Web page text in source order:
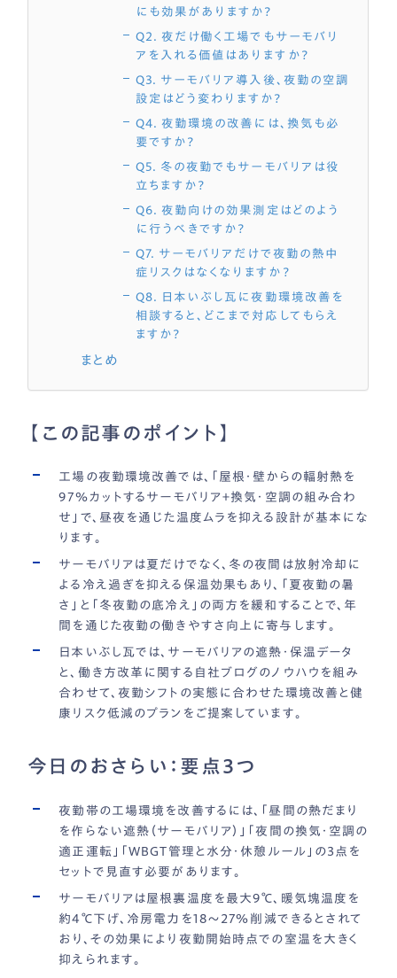
にも効果がありますか？
Q2. 夜だけ働く工場でもサーモバリ
アを入れる価値はありますか？
Q3. サーモバリア導入後、夜勤の空調
設定はどう変わりますか？
Q4. 夜勤環境の改善には、換気も必
要ですか？
Q5. 冬の夜勤でもサーモバリアは役
立ちますか？
Q6. 夜勤向けの効果測定はどのよう
に行うべきですか？
Q7. サーモバリアだけで夜勤の熱中
症リスクはなくなりますか？
Q8. 日本いぶし瓦に夜勤環境改善を
相談すると、どこまで対応してもらえ
ますか？
まとめ
【この記事のポイント】
工場の夜勤環境改善では、「屋根・壁からの輻射熱を
97％カットするサーモバリア＋換気・空調の組み合わ
せ」で、昼夜を通じた温度ムラを抑える設計が基本にな
ります。
サーモバリアは夏だけでなく、冬の夜間は放射冷却に
よる冷え過ぎを抑える保温効果もあり、「夏夜勤の暑
さ」と「冬夜勤の底冷え」の両方を緩和することで、年
間を通じた夜勤の働きやすさ向上に寄与します。
日本いぶし瓦では、サーモバリアの遮熱・保温データ
と、働き方改革に関する自社ブログのノウハウを組み
合わせて、夜勤シフトの実態に合わせた環境改善と健
康リスク低減のプランをご提案しています。
今日のおさらい：要点3つ
夜勤帯の工場環境を改善するには、「昼間の熱だまり
を作らない遮熱（サーモバリア）」「夜間の換気・空調の
適正運転」「WBGT管理と水分・休憩ルール」の3点を
セットで見直す必要があります。
サーモバリアは屋根裏温度を最大9℃、暖気塊温度を
約4℃下げ、冷房電力を18〜27％削減できるとされて
おり、その効果により夜勤開始時点での室温を大きく
抑えられます。